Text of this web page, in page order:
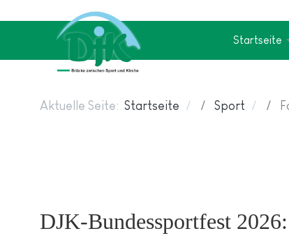
Startseite
Aktuelle Seite: Startseite Sport
DJK-Bundessportfest